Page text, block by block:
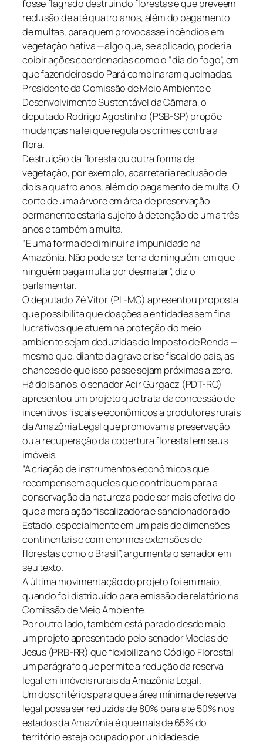
fosse flagrado destruindo florestas e que preveem
reclusão de até quatro anos, além do pagamento
de multas, para quem provocasse incêndios em
vegetação nativa —algo que, se aplicado, poderia
coibir ações coordenadas como o “dia do fogo”, em
que fazendeiros do Pará combinaram queimadas.
Presidente da Comissão de Meio Ambiente e
Desenvolvimento Sustentável da Câmara, o
deputado Rodrigo Agostinho (PSB-SP) propõe
mudanças na lei que regula os crimes contra a
flora.
Destruição da floresta ou outra forma de
vegetação, por exemplo, acarretaria reclusão de
dois a quatro anos, além do pagamento de multa. O
corte de uma árvore em área de preservação
permanente estaria sujeito à detenção de um a três
anos e também a multa.
“É uma forma de diminuir a impunidade na
Amazônia. Não pode ser terra de ninguém, em que
ninguém paga multa por desmatar”, diz o
parlamentar.
O deputado Zé Vitor (PL-MG) apresentou proposta
que possibilita que doações a entidades sem fins
lucrativos que atuem na proteção do meio
ambiente sejam deduzidas do Imposto de Renda —
mesmo que, diante da grave crise fiscal do país, as
chances de que isso passe sejam próximas a zero.
Há dois anos, o senador Acir Gurgacz (PDT-RO)
apresentou um projeto que trata da concessão de
incentivos fiscais e econômicos a produtores rurais
da Amazônia Legal que promovam a preservação
ou a recuperação da cobertura florestal em seus
imóveis.
“A criação de instrumentos econômicos que
recompensem aqueles que contribuem para a
conservação da natureza pode ser mais efetiva do
que a mera ação fiscalizadora e sancionadora do
Estado, especialmente em um país de dimensões
continentais e com enormes extensões de
florestas como o Brasil”, argumenta o senador em
seu texto.
A última movimentação do projeto foi em maio,
quando foi distribuído para emissão de relatório na
Comissão de Meio Ambiente.
Por outro lado, também está parado desde maio
um projeto apresentado pelo senador Mecias de
Jesus (PRB-RR) que flexibiliza no Código Florestal
um parágrafo que permite a redução da reserva
legal em imóveis rurais da Amazônia Legal.
Um dos critérios para que a área mínima de reserva
legal possa ser reduzida de 80% para até 50% nos
estados da Amazônia é que mais de 65% do
território esteja ocupado por unidades de